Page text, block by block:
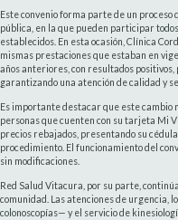
Este convenio forma parte de un
pública, en la que pueden participar
establecidos. En esta ocasión, Clínica
mismas prestaciones que estaban en
años anteriores, con resultados
garantizando una atención de calidad y
Es importante destacar que este cambio
personas que cuenten con su tarjeta Mi
precios rebajados, presentando su
procedimiento. El funcionamiento del
sin modificaciones.
Red Salud Vitacura, por su parte,
comunidad. Las atenciones de urgencia,
colonoscopías— y el servicio de